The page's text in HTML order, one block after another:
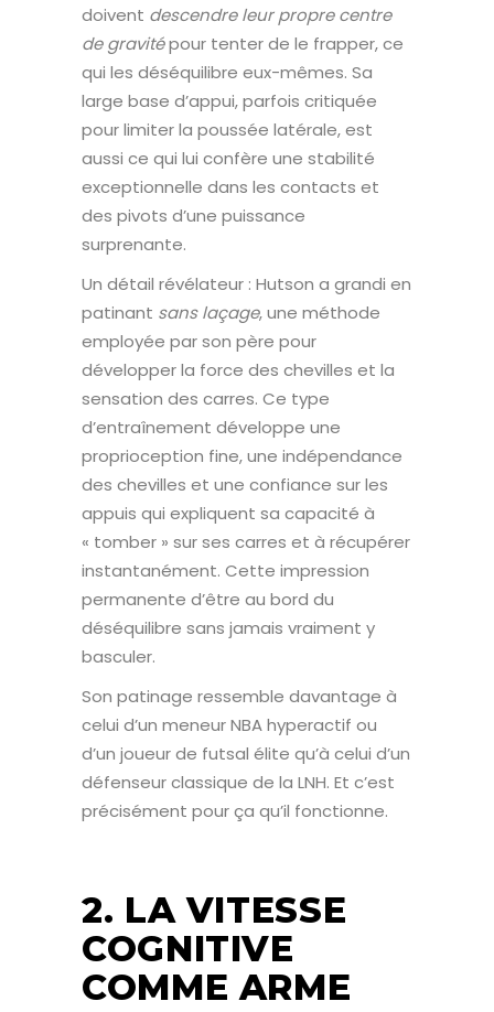
doivent descendre leur propre centre
de gravitépour tenter de le frapper, ce
qui les déséquilibre eux-mêmes. Sa
large base d’appui, parfois critiquée
pour limiter la poussée latérale, est
aussi ce qui lui confère une stabilité
exceptionnelle dans les contacts et
des pivots d’une puissance
surprenante.
Un détail révélateur : Hutson a grandi en
patinant sans laçage, une méthode
employée par son père pour
développer la force des chevilles et la
sensation des carres. Ce type
d’entraînement développe une
proprioception fine, une indépendance
des chevilles et une confiance sur les
appuis qui expliquent sa capacité à
« tomber » sur ses carres et à récupérer
instantanément. Cette impression
permanente d’être au bord du
déséquilibre sans jamais vraiment y
basculer.
Son patinage ressemble davantage à
celui d’un meneur NBA hyperactif ou
d’un joueur de futsal élite qu’à celui d’un
défenseur classique de la LNH. Et c’est
précisément pour ça qu’il fonctionne.
2. LA VITESSE
COGNITIVE
COMME ARME